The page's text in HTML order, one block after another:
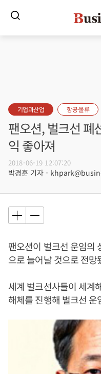
기업과산업 항공·물류
팬오션, 벌크선 폐
익 좋아져
2018-06-19 12:07:20
박경훈 기자 -
팬오션이 벌크선 운임의
으로 늘어날 것으로 전망
세계 벌크선사들이 세계
해체를 진행해 벌크선